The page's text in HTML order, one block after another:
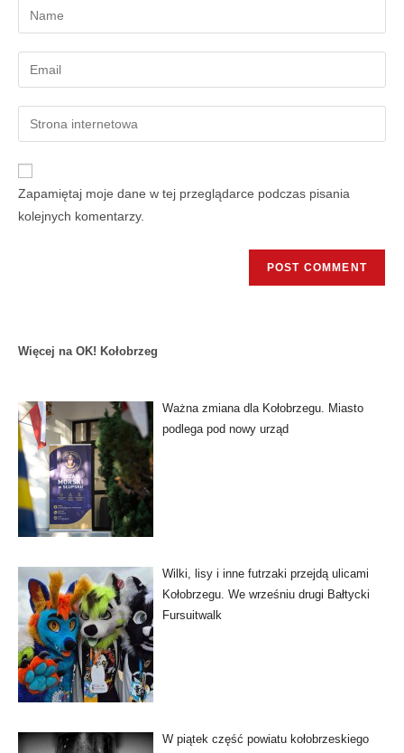
Zapamiętaj moje dane w tej przeglądarce podczas pisania
kolejnych komentarzy.
Więcej na OK! Kołobrzeg
Ważna zmiana dla Kołobrzegu. Miasto
podlega pod nowy urząd
Wilki, lisy i inne futrzaki przejdą ulicami
Kołobrzegu. We wrześniu drugi Bałtycki
Fursuitwalk
W piątek część powiatu kołobrzeskiego